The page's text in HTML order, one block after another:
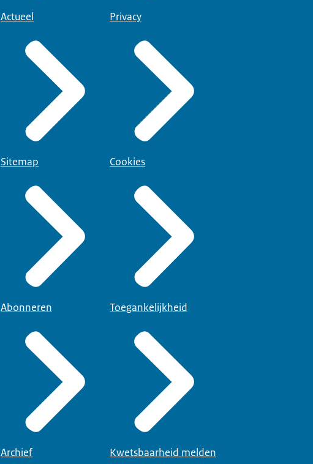
Actueel
Sitemap
Abonneren
Archief
Privacy
Cookies
Toegankelijkheid
Kwetsbaarheid melden